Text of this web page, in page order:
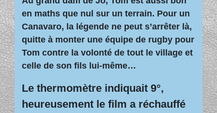
en maths que nul sur un terrain. Pour un
Canavaro, la légende ne peut s’arrêter là,
quitte à monter une équipe de rugby pour
Tom contre la volonté de tout le village et
celle de son fils lui-même…
Le thermomètre indiquait 9°,
heureusement le film a réchauffé